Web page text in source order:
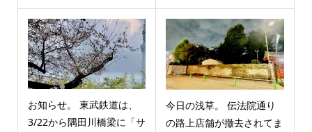
お知らせ。 東武鉄道は、
3/22から隅田川橋梁に「サ
今日の浅草。 伝法院通り
の路上店舗が撤去されてま